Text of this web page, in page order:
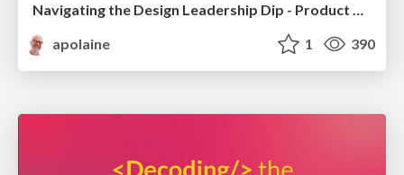
Navigating the Design Leadership Dip - Product Design Week Design Leaders+ Conference 2024
apolaine
1 390